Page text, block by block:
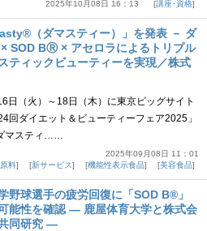
2025年10月08日 16：13 講座･資格
（ダマスティー）」を発表 － ダ
SOD BⓇ × アセロラによるトリプル
ティックビューティーを実現／株式
日（火）～18日（木）に東京ビッグサイト
回ダイエット＆ビューティーフェア2025」
マスティ……
2025年09月08日 11：01
原料 新サービス 機能性表示食品 美容食品
野球選手の疲労回復に「SOD B®」
能性を確認 ― 鹿屋体育大学と株式会
同研究 ―